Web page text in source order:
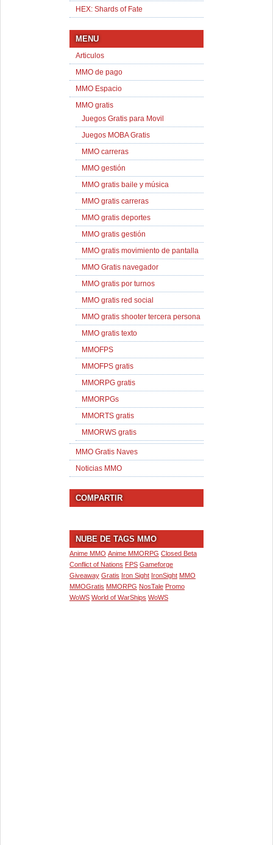
HEX: Shards of Fate
MENU
Articulos
MMO de pago
MMO Espacio
MMO gratis
Juegos Gratis para Movil
Juegos MOBA Gratis
MMO carreras
MMO gestión
MMO gratis baile y música
MMO gratis carreras
MMO gratis deportes
MMO gratis gestión
MMO gratis movimiento de pantalla
MMO Gratis navegador
MMO gratis por turnos
MMO gratis red social
MMO gratis shooter tercera persona
MMO gratis texto
MMOFPS
MMOFPS gratis
MMORPG gratis
MMORPGs
MMORTS gratis
MMORWS gratis
MMO Gratis Naves
Noticias MMO
COMPARTIR
NUBE DE TAGS MMO
Anime MMO Anime MMORPG Closed Beta
Conflict of Nations FPS Gameforge
Giveaway Gratis Iron Sight IronSight MMO
MMOGratis MMORPG NosTale Promo
WoWS World of WarShips WoWS